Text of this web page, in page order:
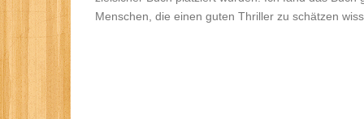
Menschen, die einen guten Thriller zu schätzen